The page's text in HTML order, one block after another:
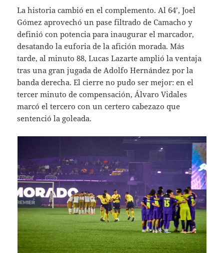
La historia cambió en el complemento. Al 64’, Joel
Gómez aprovechó un pase filtrado de Camacho y
definió con potencia para inaugurar el marcador,
desatando la euforia de la afición morada. Más
tarde, al minuto 88, Lucas Lazarte amplió la ventaja
tras una gran jugada de Adolfo Hernández por la
banda derecha. El cierre no pudo ser mejor: en el
tercer minuto de compensación, Álvaro Vidales
marcó el tercero con un certero cabezazo que
sentenció la goleada.